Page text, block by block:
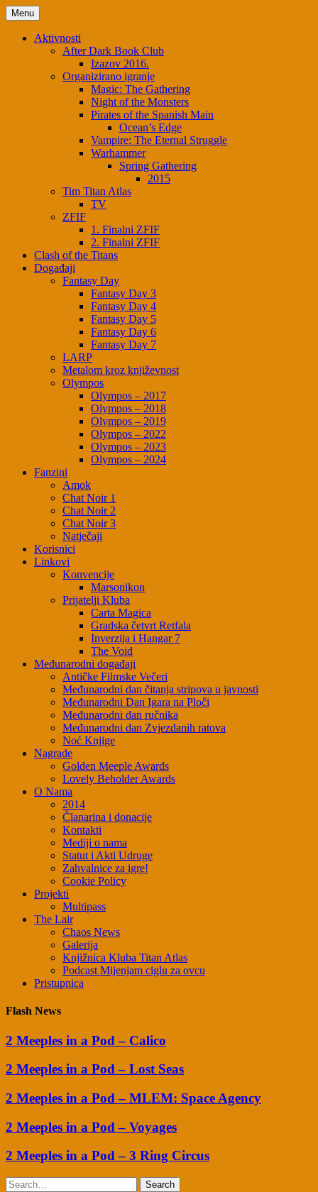
Skip
to
content
Menu
Aktivnosti
After Dark Book Club
Izazov 2016.
Organizirano igranje
Magic: The Gathering
Night of the Monsters
Pirates of the Spanish Main
Ocean’s Edge
Vampire: The Eternal Struggle
Warhammer
Spring Gathering
2015
Tim Titan Atlas
TV
ZFIF
1. Finalni ZFIF
2. Finalni ZFIF
Clash of the Titans
Događaji
Fantasy Day
Fantasy Day 3
Fantasy Day 4
Fantasy Day 5
Fantasy Day 6
Fantasy Day 7
LARP
Metalom kroz književnost
Olympos
Olympos – 2017
Olympos – 2018
Olympos – 2019
Olympos – 2022
Olympos – 2023
Olympos – 2024
Fanzini
Amok
Chat Noir 1
Chat Noir 2
Chat Noir 3
Natječaji
Korisnici
Linkovi
Konvencije
Marsonikon
Prijatelji Kluba
Carta Magica
Gradska četvrt Retfala
Inverzija i Hangar 7
The Void
Međunarodni događaji
Antičke Filmske Večeri
Međunarodni dan čitanja stripova u javnosti
Međunarodni Dan Igara na Ploči
Međunarodni dan ručnika
Međunarodni dan Zvjezdanih ratova
Noć Knjige
Nagrade
Golden Meeple Awards
Lovely Beholder Awards
O Nama
2014
Članarina i donacije
Kontakti
Mediji o nama
Statut i Akti Udruge
Zahvalnice za igre!
Cookie Policy
Projekti
Multipass
The Lair
Chaos News
Galerija
Knjižnica Kluba Titan Atlas
Podcast Mijenjam ciglu za ovcu
Pristupnica
Flash News
2 Meeples in a Pod – Calico
2 Meeples in a Pod – Lost Seas
2 Meeples in a Pod – MLEM: Space Agency
2 Meeples in a Pod – Voyages
2 Meeples in a Pod – 3 Ring Circus
Search